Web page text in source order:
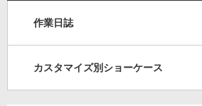
作業日誌
カスタマイズ別ショーケース